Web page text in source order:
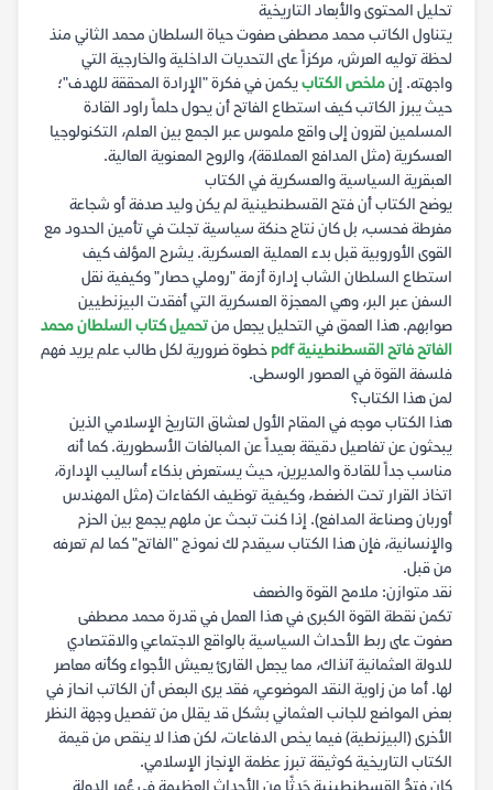
تحليل المحتوى والأبعاد التاريخية
يتناول الكاتب محمد مصطفى صفوت حياة السلطان محمد الثاني منذ
لحظة توليه العرش، مركزاً على التحديات الداخلية والخارجية التي
واجهته. إنملخص الكتابيكمن في فكرة "الإرادة المحققة للهدف"؛
حيث يبرز الكاتب كيف استطاع الفاتح أن يحول حلماً راود القادة
المسلمين لقرون إلى واقع ملموس عبر الجمع بين العلم، التكنولوجيا
العسكرية (مثل المدافع العملاقة)، والروح المعنوية العالية.
العبقرية السياسية والعسكرية في الكتاب
يوضح الكتاب أن فتح القسطنطينية لم يكن وليد صدفة أو شجاعة
مفرطة فحسب، بل كان نتاج حنكة سياسية تجلت في تأمين الحدود مع
القوى الأوروبية قبل بدء العملية العسكرية. يشرح المؤلف كيف
استطاع السلطان الشاب إدارة أزمة "روملي حصار" وكيفية نقل
السفن عبر البر، وهي المعجزة العسكرية التي أفقدت البيزنطيين
صوابهم. هذا العمق في التحليل يجعل منتحميل كتاب السلطان محمد
الفاتح فاتح القسطنطينية pdf
خطوة ضرورية لكل طالب علم يريد فهم
فلسفة القوة في العصور الوسطى.
لمن هذا الكتاب؟
هذا الكتاب موجه في المقام الأول لعشاق التاريخ الإسلامي الذين
يبحثون عن تفاصيل دقيقة بعيداً عن المبالغات الأسطورية. كما أنه
مناسب جداً للقادة والمديرين، حيث يستعرض بذكاء أساليب الإدارة،
اتخاذ القرار تحت الضغط، وكيفية توظيف الكفاءات (مثل المهندس
أوربان وصناعة المدافع). إذا كنت تبحث عن ملهم يجمع بين الحزم
والإنسانية، فإن هذا الكتاب سيقدم لك نموذج "الفاتح" كما لم تعرفه
من قبل.
نقد متوازن: ملامح القوة والضعف
تكمن نقطة القوة الكبرى في هذا العمل في قدرة محمد مصطفى
صفوت على ربط الأحداث السياسية بالواقع الاجتماعي والاقتصادي
للدولة العثمانية آنذاك، مما يجعل القارئ يعيش الأجواء وكأنه معاصر
لها. أما من زاوية النقد الموضوعي، فقد يرى البعض أن الكاتب انحاز في
بعض المواضع للجانب العثماني بشكل قد يقلل من تفصيل وجهة النظر
الأخرى (البيزنطية) فيما يخص الدفاعات، لكن هذا لا ينقص من قيمة
الكتاب التاريخية كوثيقة تبرز عظمة الإنجاز الإسلامي.